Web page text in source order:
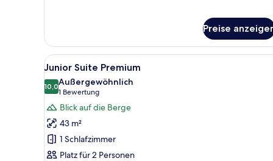
Preise
Alle
Fotos
für
Junior
Suite
Premium
anzeigen
Ein Hotelzimmer mit einem
11
Junior Suite Premium
10,010,0 von 10
Außergewöhnlich
1 Bewertung
(1
Bewertung)
Blick auf die Berge
43 m²
1 Schlafzimmer
Platz für 2 Personen